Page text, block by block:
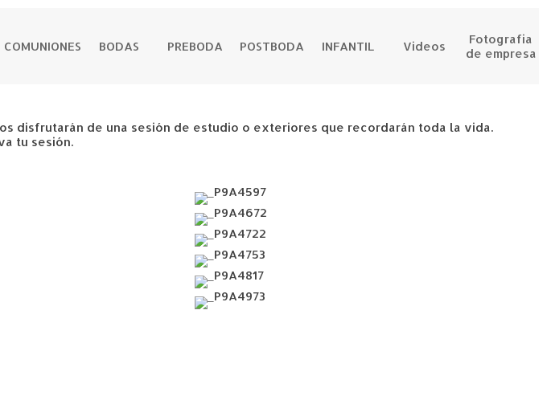
COMUNIONES BODAS PREBODA POSTBODA INFANTIL Videos
Fotografia
de empresa
disfrutarán de una sesión de estudio o exteriores que recordarán toda la vida.
tu sesión.